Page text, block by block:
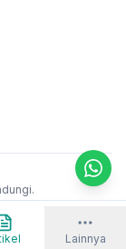
Lainnya